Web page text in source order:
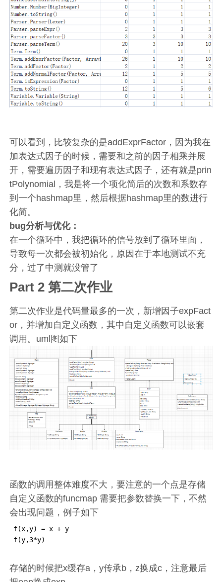
可以看到，比较复杂的是addExprFactor，因为我在
加表达式因子的时候，需要和之前的因子相乘并展
开，需要遍历因子和现有表达式因子，还有就是prin
tPolynomial，我是将一个项化简后的次数和系数存
到一个hashmap里，然后根据hashmap里的数进行
化简。
bug分析与优化：
在一个循环中，我把循环的信号放到了循环里面，
导致每一次都会被初始化，原因在于本地测试不充
分，过了中测就没管了
Part 2 第二次作业
第二次作业是代码量最多的一次，新增因子expFact
or，并增加自定义函数，其中自定义函数可以嵌套
调用。uml图如下
函数的调用整体难度不大，要注意的一个点是存储
自定义函数的funcmap 需要把参数替换一下，不然
会出现问题，例子如下
f(x,y) = x + y
f(y,3*y)
存储的时候把x缓存a，y传承b，z换成c，注意最后